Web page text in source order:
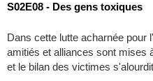
S02E08 - Des gens toxiques
Dans cette lutte acharnée pour
amitiés et alliances sont mises
et le bilan des victimes